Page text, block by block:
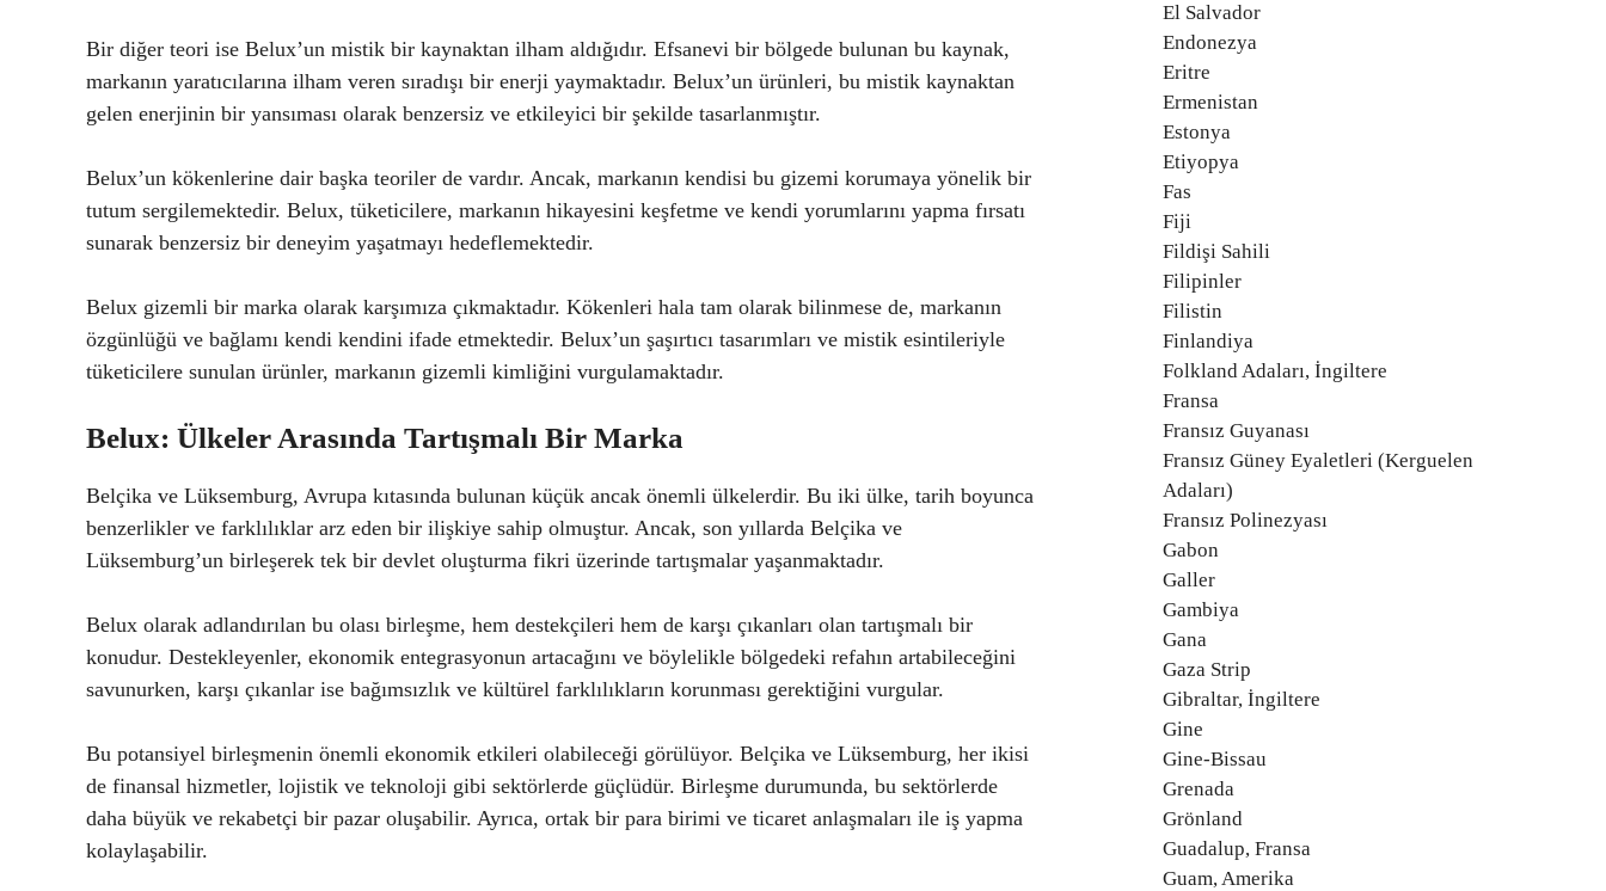
Bir diğer teori ise Belux’un mistik bir kaynaktan ilham aldığıdır. Efsanevi bir bölgede bulunan bu kaynak,
markanın yaratıcılarına ilham veren sıradışı bir enerji yaymaktadır. Belux’un ürünleri, bu mistik kaynaktan
gelen enerjinin bir yansıması olarak benzersiz ve etkileyici bir şekilde tasarlanmıştır.
Belux’un kökenlerine dair başka teoriler de vardır. Ancak, markanın kendisi bu gizemi korumaya yönelik bir
tutum sergilemektedir. Belux, tüketicilere, markanın hikayesini keşfetme ve kendi yorumlarını yapma fırsatı
sunarak benzersiz bir deneyim yaşatmayı hedeflemektedir.
Belux gizemli bir marka olarak karşımıza çıkmaktadır. Kökenleri hala tam olarak bilinmese de, markanın
özgünlüğü ve bağlamı kendi kendini ifade etmektedir. Belux’un şaşırtıcı tasarımları ve mistik esintileriyle
tüketicilere sunulan ürünler, markanın gizemli kimliğini vurgulamaktadır.
Belux: Ülkeler Arasında Tartışmalı Bir Marka
Belçika ve Lüksemburg, Avrupa kıtasında bulunan küçük ancak önemli ülkelerdir. Bu iki ülke, tarih boyunca
benzerlikler ve farklılıklar arz eden bir ilişkiye sahip olmuştur. Ancak, son yıllarda Belçika ve
Lüksemburg’un birleşerek tek bir devlet oluşturma fikri üzerinde tartışmalar yaşanmaktadır.
Belux olarak adlandırılan bu olası birleşme, hem destekçileri hem de karşı çıkanları olan tartışmalı bir
konudur. Destekleyenler, ekonomik entegrasyonun artacağını ve böylelikle bölgedeki refahın artabileceğini
savunurken, karşı çıkanlar ise bağımsızlık ve kültürel farklılıkların korunması gerektiğini vurgular.
Bu potansiyel birleşmenin önemli ekonomik etkileri olabileceği görülüyor. Belçika ve Lüksemburg, her ikisi
de finansal hizmetler, lojistik ve teknoloji gibi sektörlerde güçlüdür. Birleşme durumunda, bu sektörlerde
daha büyük ve rekabetçi bir pazar oluşabilir. Ayrıca, ortak bir para birimi ve ticaret anlaşmaları ile iş yapma
kolaylaşabilir.
El Salvador
Endonezya
Eritre
Ermenistan
Estonya
Etiyopya
Fas
Fiji
Fildişi Sahili
Filipinler
Filistin
Finlandiya
Folkland Adaları, İngiltere
Fransa
Fransız Guyanası
Fransız Güney Eyaletleri (Kerguelen
Adaları)
Fransız Polinezyası
Gabon
Galler
Gambiya
Gana
Gaza Strip
Gibraltar, İngiltere
Gine
Gine-Bissau
Grenada
Grönland
Guadalup, Fransa
Guam, Amerika